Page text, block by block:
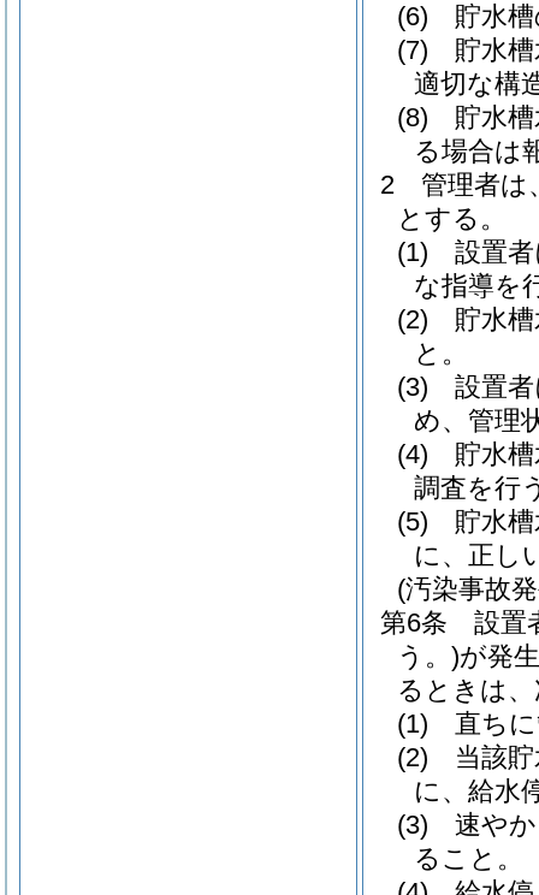
(6)
貯水
(7)
貯水
適切な構
(8)
貯水
る場合は
2
管理者は
とする。
(1)
設置
な指導を
(2)
貯水
と。
(3)
設置
め、管理
(4)
貯水
調査を行
(5)
貯水
に、正し
(汚染事故
第6条
設置
う。)が発
るときは
(1)
直ち
(2)
当該
に、給水
(3)
速や
ること。